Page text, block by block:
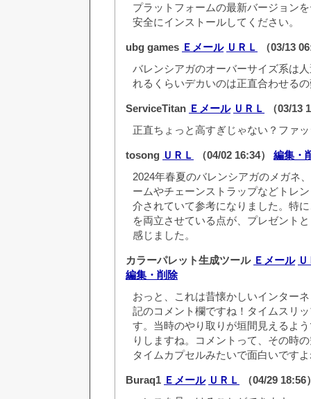
プラットフォームの最新バージョン
安全にインストールしてください。
ubg games Ｅメール ＵＲＬ
（03/13
バレンシアガのオーバーサイズ系は
れるくらいデカいのは正直合わせる
ServiceTitan Ｅメール ＵＲＬ
（03/13
正直ちょっと高すぎじゃない？ファ
tosong ＵＲＬ （04/02 16:34） 編集・
2024年春夏のバレンシアガのメガネ
ームやチェーンストラップなどトレ
介されていて参考になりました。特
を両立させている点が、プレゼント
感じました。
カラーパレット生成ツール Ｅメール
編集・削除
おっと、これは昔懐かしいインター
記のコメント欄ですね！タイムスリ
す。当時のやり取りが垣間見えるよ
りしますね。コメントって、その時
タイムカプセルみたいで面白いです
Buraq1 Ｅメール ＵＲＬ
（04/29